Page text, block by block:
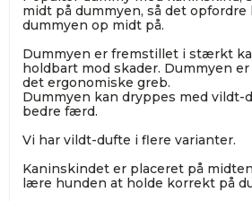
midt på dummyen, så det
dummyen op midt på.
Dummyen er fremstillet i stærkt
holdbart mod skader. Dummyen
det ergonomiske greb.
Dummyen kan dryppes med vildt-
bedre færd.
Vi har vildt-dufte i flere varianter.
Kaninskindet er placeret på
lære hunden at holde korrekt på